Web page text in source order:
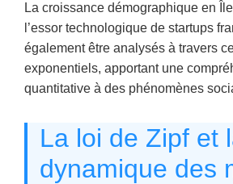
La croissance démographique en
l’essor technologique de startups
également être analysés à travers
exponentiels, apportant une
quantitative à des phénomènes
La loi de Zipf et
dynamique des